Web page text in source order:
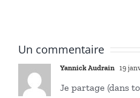
derniers
Un commentaire
Yannick Audrain 19
Je partage (dans